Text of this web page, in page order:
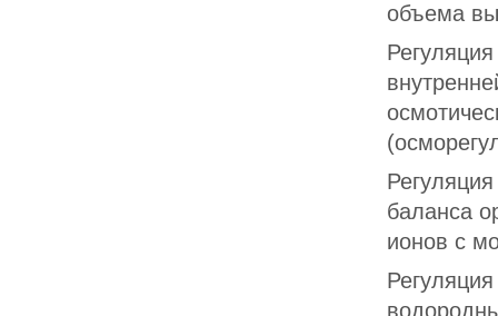
объема
баланса
ионов с